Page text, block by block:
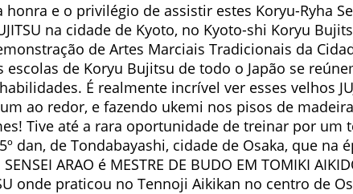
honra e o privilégio de assistir estes Koryu-Ryha
na cidade de Kyoto, no Kyoto-shi Koryu
de Artes Marciais Tradicionais da
escolas de Koryu Bujitsu de todo o Japão se
É realmente incrível ver esses velhos
ao redor, e fazendo ukemi nos pisos de
Tive até a rara oportunidade de treinar por um
dan, de Tondabayashi, cidade de Osaka, que na
ARAO é MESTRE DE BUDO EM TOMIKI
onde praticou no Tennoji Aikikan no centro de